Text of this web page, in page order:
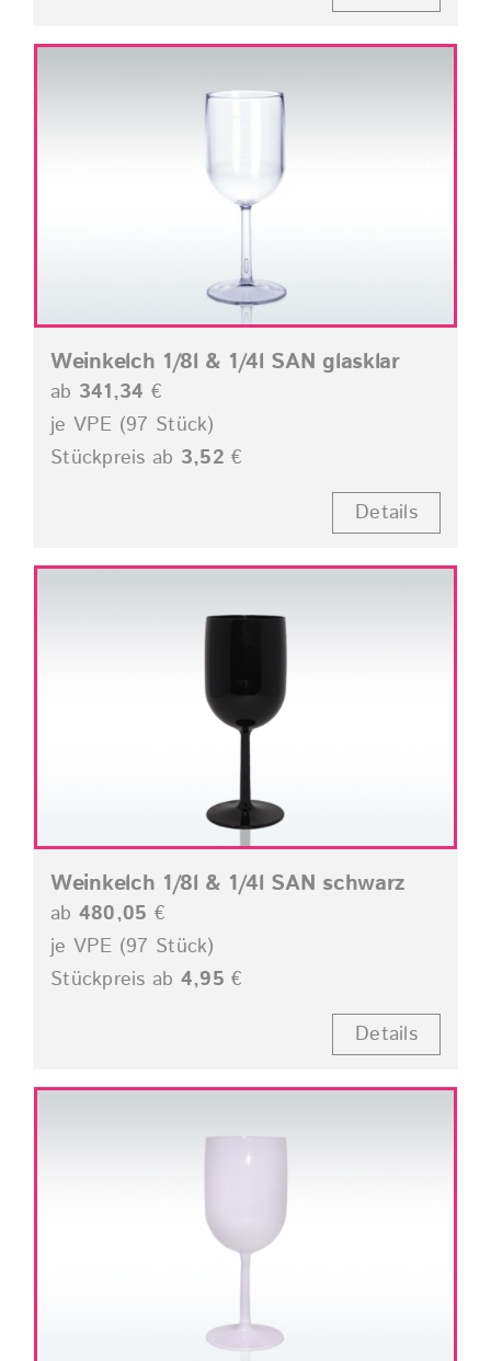
Weinkelch 1/8l & 1/4l SAN glasklar
ab 341,34 €
je VPE (97 Stück)
Stückpreis ab 3,52 €
Details
Weinkelch 1/8l & 1/4l SAN schwarz
ab 480,05 €
je VPE (97 Stück)
Stückpreis ab 4,95 €
Details